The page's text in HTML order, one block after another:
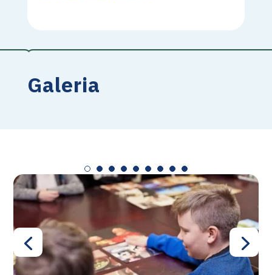
Galeria